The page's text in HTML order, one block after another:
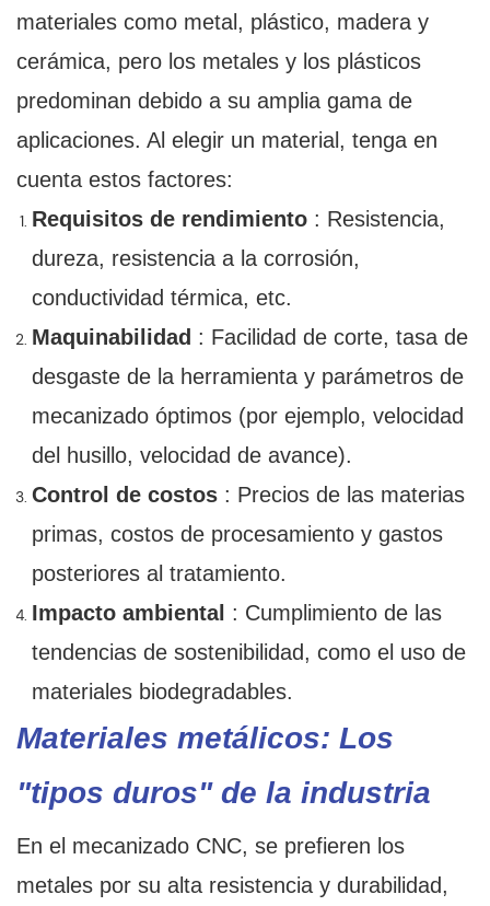
materiales como metal, plástico, madera y
cerámica, pero los metales y los plásticos
predominan debido a su amplia gama de
aplicaciones. Al elegir un material, tenga en
cuenta estos factores:
Requisitos de rendimiento : Resistencia,
dureza, resistencia a la corrosión,
conductividad térmica, etc.
Maquinabilidad : Facilidad de corte, tasa de
desgaste de la herramienta y parámetros de
mecanizado óptimos (por ejemplo, velocidad
del husillo, velocidad de avance).
Control de costos : Precios de las materias
primas, costos de procesamiento y gastos
posteriores al tratamiento.
Impacto ambiental : Cumplimiento de las
tendencias de sostenibilidad, como el uso de
materiales biodegradables.
Materiales metálicos: Los
"tipos duros" de la industria
En el mecanizado CNC, se prefieren los
metales por su alta resistencia y durabilidad,